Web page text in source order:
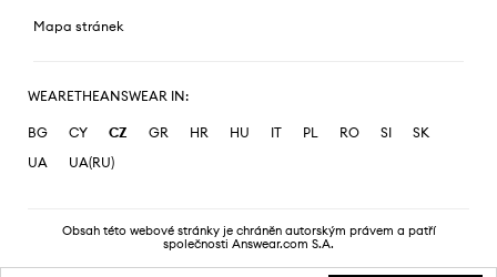
Mapa stránek
WEARETHEANSWEAR IN:
BG CY CZ GR HR HU IT PL RO SI
SK
UA
UA(RU)
Obsah této webové stránky je chráněn autorským právem a patří
společnosti Answear.com S.A.